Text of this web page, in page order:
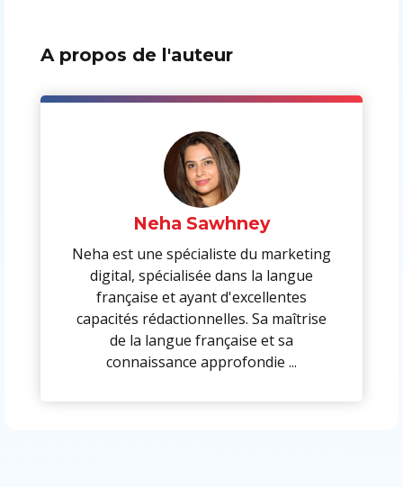
A propos de l'auteur
Neha Sawhney
Neha est une spécialiste du marketing
digital, spécialisée dans la langue
française et ayant d'excellentes
capacités rédactionnelles. Sa maîtrise
de la langue française et sa
connaissance approfondie ...